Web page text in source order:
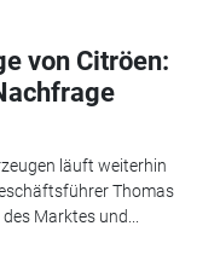
von Citröen:
läuft weiterhin
Thomas
Marktes und...